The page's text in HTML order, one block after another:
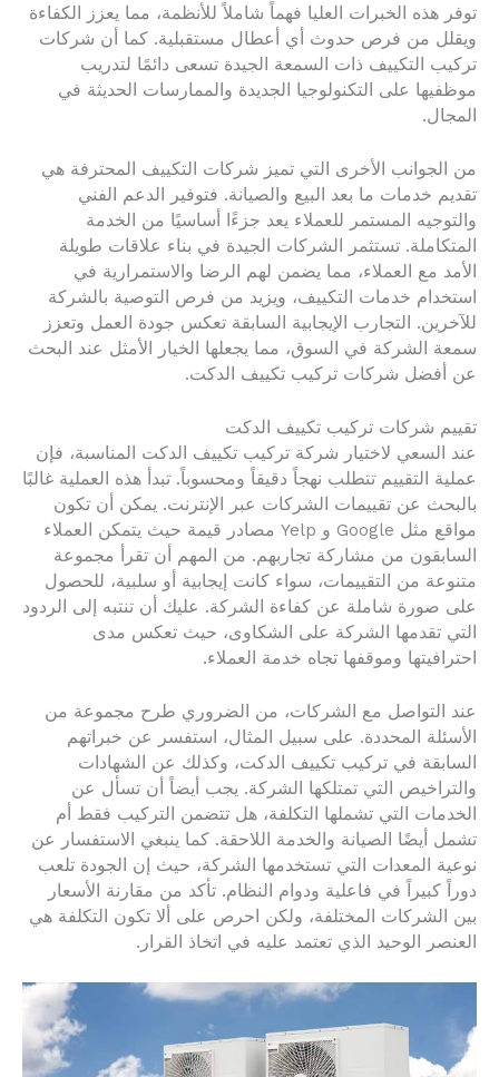
توفر هذه الخبرات العليا فهماً شاملاً للأنظمة، مما يعزز الكفاءة
ويقلل من فرص حدوث أي أعطال مستقبلية. كما أن شركات
تركيب التكييف ذات السمعة الجيدة تسعى دائمًا لتدريب
موظفيها على التكنولوجيا الجديدة والممارسات الحديثة في
المجال.
من الجوانب الأخرى التي تميز شركات التكييف المحترفة هي
تقديم خدمات ما بعد البيع والصيانة. فتوفير الدعم الفني
والتوجيه المستمر للعملاء يعد جزءًا أساسيًا من الخدمة
المتكاملة. تستثمر الشركات الجيدة في بناء علاقات طويلة
الأمد مع العملاء، مما يضمن لهم الرضا والاستمرارية في
استخدام خدمات التكييف، ويزيد من فرص التوصية بالشركة
للآخرين. التجارب الإيجابية السابقة تعكس جودة العمل وتعزز
سمعة الشركة في السوق، مما يجعلها الخيار الأمثل عند البحث
عن أفضل شركات تركيب تكييف الدكت.
تقييم شركات تركيب تكييف الدكت
عند السعي لاختيار شركة تركيب تكييف الدكت المناسبة، فإن
عملية التقييم تتطلب نهجاً دقيقاً ومحسوباً. تبدأ هذه العملية غالبًا
بالبحث عن تقييمات الشركات عبر الإنترنت. يمكن أن تكون
مواقع مثل Google و Yelp مصادر قيمة حيث يتمكن العملاء
السابقون من مشاركة تجاربهم. من المهم أن تقرأ مجموعة
متنوعة من التقييمات، سواء كانت إيجابية أو سلبية، للحصول
على صورة شاملة عن كفاءة الشركة. عليك أن تنتبه إلى الردود
التي تقدمها الشركة على الشكاوى، حيث تعكس مدى
احترافيتها وموقفها تجاه خدمة العملاء.
عند التواصل مع الشركات، من الضروري طرح مجموعة من
الأسئلة المحددة. على سبيل المثال، استفسر عن خبراتهم
السابقة في تركيب تكييف الدكت، وكذلك عن الشهادات
والتراخيص التي تمتلكها الشركة. يجب أيضاً أن تسأل عن
الخدمات التي تشملها التكلفة، هل تتضمن التركيب فقط أم
تشمل أيضًا الصيانة والخدمة اللاحقة. كما ينبغي الاستفسار عن
نوعية المعدات التي تستخدمها الشركة، حيث إن الجودة تلعب
دوراً كبيراً في فاعلية ودوام النظام. تأكد من مقارنة الأسعار
بين الشركات المختلفة، ولكن احرص على ألا تكون التكلفة هي
العنصر الوحيد الذي تعتمد عليه في اتخاذ القرار.